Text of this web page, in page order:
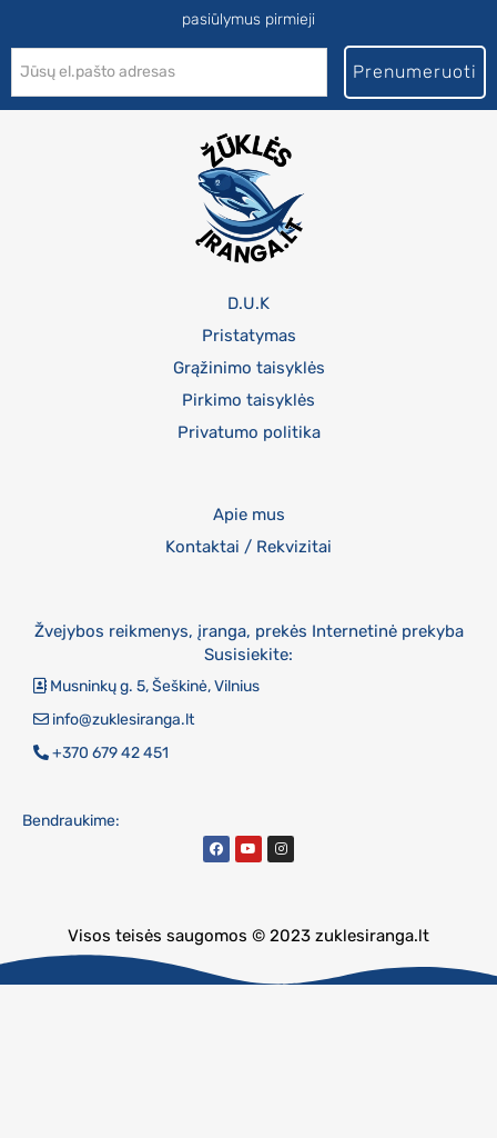
pasiūlymus pirmieji
Prenumeruoti
D.U.K
Pristatymas
Grąžinimo taisyklės
Pirkimo taisyklės
Privatumo politika
Apie mus
Kontaktai / Rekvizitai
Žvejybos reikmenys, įranga, prekės Internetinė prekyba
Susisiekite:
Musninkų g. 5, Šeškinė, Vilnius
info@zuklesiranga.lt
+370 679 42 451
Bendraukime:
Visos teisės saugomos © 2023 zuklesiranga.lt